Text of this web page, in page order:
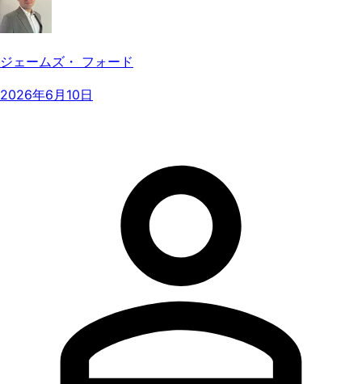
ジェームズ・ フォード
2026年6月10日